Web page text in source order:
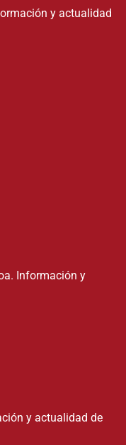
y actualidad
Información y
y actualidad de